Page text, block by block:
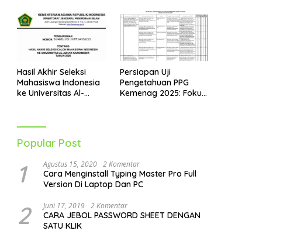
Hasil Akhir Seleksi
Mahasiswa Indonesia
ke Universitas Al-
Persiapan Uji
Pengetahuan PPG
Kemenag 2025: Fokus
Popular Post
1 Agustus 15, 2020 2 Komentar
Cara Menginstall Typing Master Pro Full
Version Di Laptop Dan PC
2 Juni 17, 2019 2 Komentar
CARA JEBOL PASSWORD SHEET DENGAN
SATU KLIK